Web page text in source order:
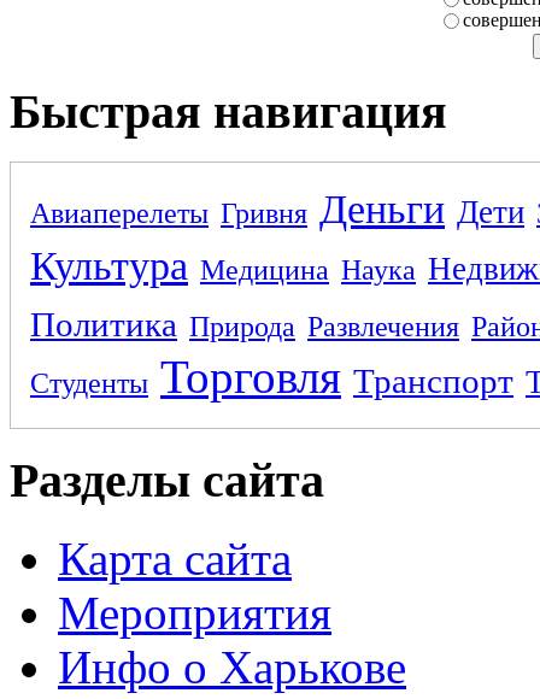
Быстрая навигация
Авиаперелеты Гривня Деньги Дети
Культура Медицина Наука
Политика Природа Развлечения
Студенты Торговля Транспорт
Разделы сайта
Карта сайта
Мероприятия
Инфо о Харькове